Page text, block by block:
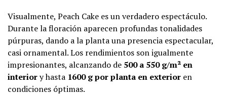
Visualmente, Peach Cake es un verdadero espectáculo.
Durante la floración aparecen profundas tonalidades
púrpuras, dando a la planta una presencia espectacular,
casi ornamental. Los rendimientos son igualmente
impresionantes, alcanzando de 500 a 550 g/m² en
interiory hasta 1600 g por planta en exterior en
condiciones óptimas.